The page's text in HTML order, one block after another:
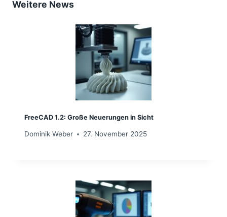
Weitere News
FreeCAD 1.2: Große Neuerungen in Sicht
Dominik Weber 27. November 2025